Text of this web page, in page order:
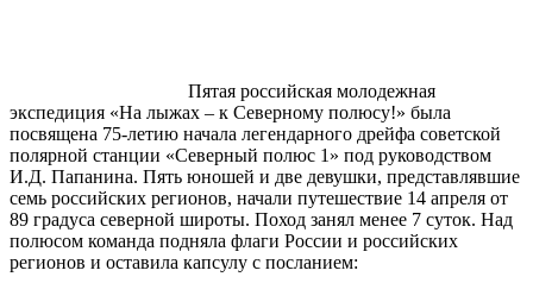
Пятая российская молодежная
экспедиция «На лыжах – к Северному полюсу!» была
посвящена 75-летию начала легендарного дрейфа советской
полярной станции «Северный полюс 1» под руководством
И.Д. Папанина. Пять юношей и две девушки, представлявшие
семь российских регионов, начали путешествие 14 апреля от
89 градуса северной широты. Поход занял менее 7 суток. Над
полюсом команда подняла флаги России и российских
регионов и оставила капсулу с посланием: